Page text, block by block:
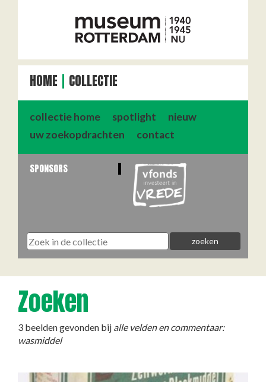
HOME COLLECTIE
collectie home spotlight
nieuw
uw zoekopdrachten
contact
SPONSORS
Zoeken
3 beelden gevonden bij alle velden en commentaar:
wasmiddel